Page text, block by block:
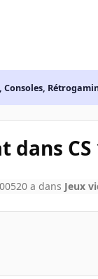
Consoles,
dans CS
20 a dans Jeux